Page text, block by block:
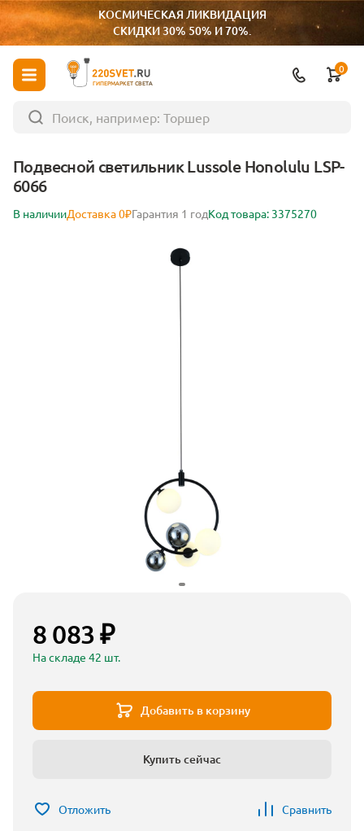
КОСМИЧЕСКАЯ ЛИКВИДАЦИЯ
СКИДКИ 30% 50% И 70%.
ГИПЕРМАРКЕТ СВЕТА
0
Подвесной светильник Lussole Honolulu LSP-
6066
В наличииДоставка 0₽Гарантия 1 годКод товара: 3375270
8 083 ₽
На складе 42 шт.
Добавить в корзину
Купить сейчас
Отложить Сравнить